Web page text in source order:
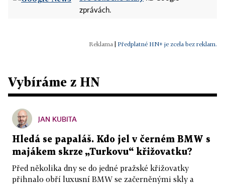
zprávách.
Předplatné HN+ je zcela bez reklam.
Vybíráme z HN
JAN KUBITA
Hledá se papaláš. Kdo jel v černém BMW s
majákem skrze „Turkovu“ křižovatku?
Před několika dny se do jedné pražské křižovatky
přihnalo obří luxusní BMW se začerněnými skly a